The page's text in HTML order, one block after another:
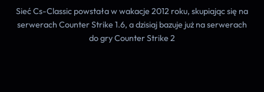
Sieć Cs-Classic powstała w wakacje 2012 roku, skupiając się na
serwerach Counter Strike 1.6, a dzisiaj bazuje już na serwerach
do gry Counter Strike 2